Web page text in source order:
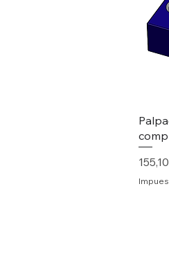
Precio